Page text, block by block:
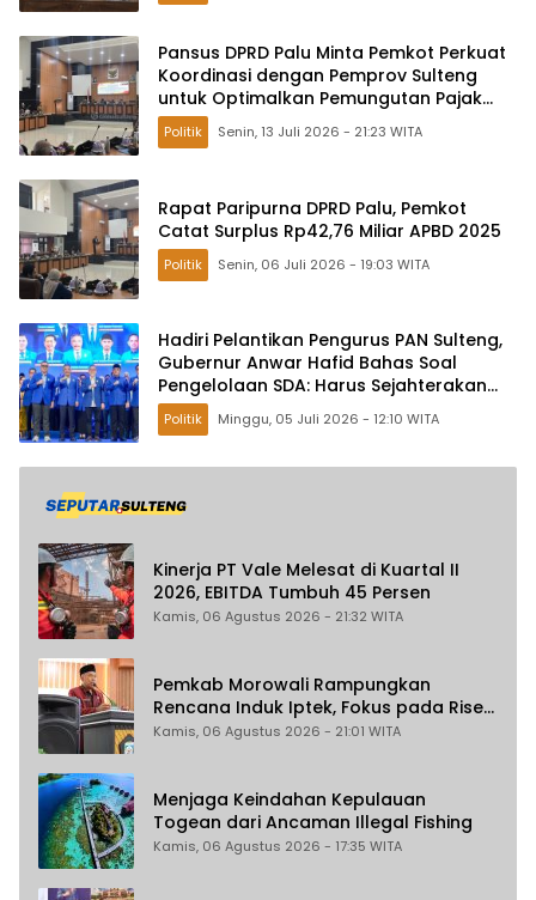
Pansus DPRD Palu Minta Pemkot Perkuat
Koordinasi dengan Pemprov Sulteng
untuk Optimalkan Pemungutan Pajak
Tambang
Politik Senin, 13 Juli 2026 - 21:23 WITA
Rapat Paripurna DPRD Palu, Pemkot
Catat Surplus Rp42,76 Miliar APBD 2025
Politik Senin, 06 Juli 2026 - 19:03 WITA
Hadiri Pelantikan Pengurus PAN Sulteng,
Gubernur Anwar Hafid Bahas Soal
Pengelolaan SDA: Harus Sejahterakan
Masyarakat
Politik Minggu, 05 Juli 2026 - 12:10 WITA
Kinerja PT Vale Melesat di Kuartal II
2026, EBITDA Tumbuh 45 Persen
Kamis, 06 Agustus 2026 - 21:32 WITA
Pemkab Morowali Rampungkan
Rencana Induk Iptek, Fokus pada Riset
dan Inovasi Daerah
Kamis, 06 Agustus 2026 - 21:01 WITA
Menjaga Keindahan Kepulauan
Togean dari Ancaman Illegal Fishing
Kamis, 06 Agustus 2026 - 17:35 WITA